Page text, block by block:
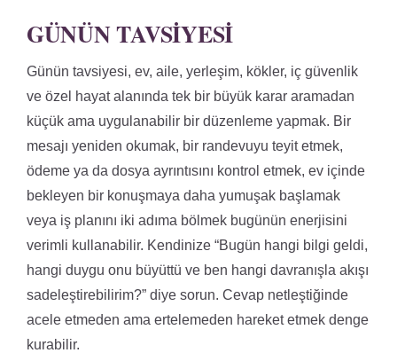
GÜNÜN TAVSIYESI
Günün tavsiyesi, ev, aile, yerleşim, kökler, iç güvenlik
ve özel hayat alanında tek bir büyük karar aramadan
küçük ama uygulanabilir bir düzenleme yapmak. Bir
mesajı yeniden okumak, bir randevuyu teyit etmek,
ödeme ya da dosya ayrıntısını kontrol etmek, ev içinde
bekleyen bir konuşmaya daha yumuşak başlamak
veya iş planını iki adıma bölmek bugünün enerjisini
verimli kullanabilir. Kendinize “Bugün hangi bilgi geldi,
hangi duygu onu büyüttü ve ben hangi davranışla akışı
sadeleştirebilirim?” diye sorun. Cevap netleştiğinde
acele etmeden ama ertelemeden hareket etmek denge
kurabilir.